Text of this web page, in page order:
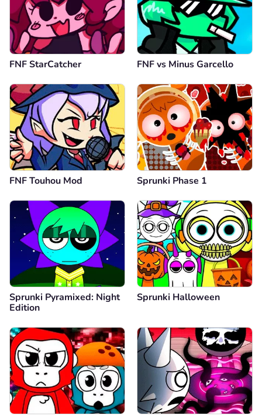
FNF StarCatcher FNF vs Minus Garcello
FNF Touhou Mod Sprunki Phase 1
Sprunki Pyramixed: Night
Edition
Sprunki Halloween